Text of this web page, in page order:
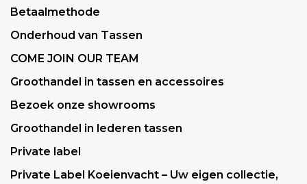
Betaalmethode
Onderhoud van Tassen
COME JOIN OUR TEAM
Groothandel in tassen en accessoires
Bezoek onze showrooms
Groothandel in lederen tassen
Private label
Private Label Koeienvacht – Uw eigen collectie,